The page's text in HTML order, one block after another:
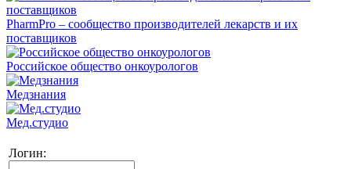
PharmPro – сообщество производителей лекарств и их
поставщиков
Российское общество онкоурологов
Медзнания
Мед.студио
Логин: